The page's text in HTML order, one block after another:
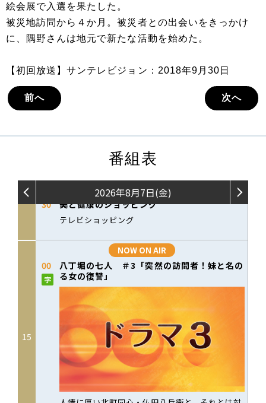
絵会展で入選を果たした。
被災地訪問から４か月。被災者との出会いをきっかけ
に、隅野さんは地元で新たな活動を始めた。
【初回放送】サンテレビジョン：2018年9月30日
前へ 次へ
番組表